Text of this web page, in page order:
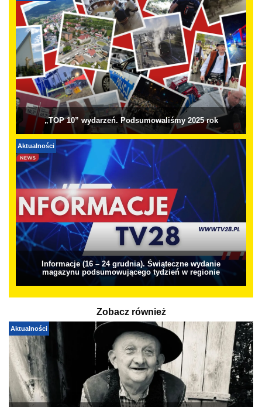
„TOP 10” wydarzeń. Podsumowaliśmy 2025 rok
Aktualności
Informacje (16 – 24 grudnia). Świąteczne wydanie
magazynu podsumowującego tydzień w regionie
Zobacz również
Aktualności